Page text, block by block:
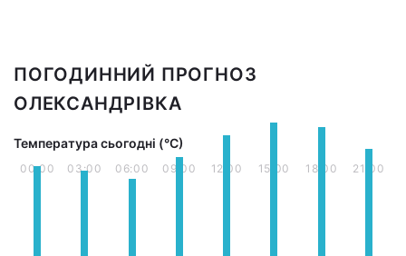
ПОГОДИННИЙ ПРОГНОЗ
ОЛЕКСАНДРІВКА
Температура сьогодні (°С)
00:00 03:00 06:00 09:00 12:00 15:00 18:00 21:00